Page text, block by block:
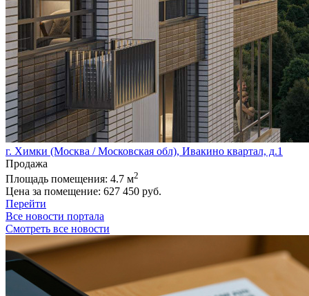
г. Химки (Москва / Московская обл), Ивакино квартал, д.1
Продажа
Площадь помещения: 4.7 м2
Цена за помещение: 627 450 руб.
Перейти
Все новости портала
Смотреть все новости